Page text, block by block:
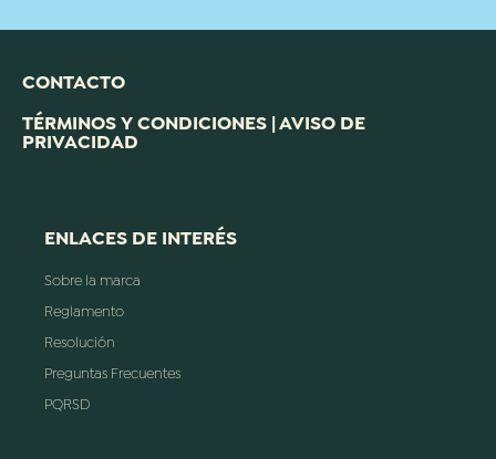
CONTACTO
TÉRMINOS Y CONDICIONES | AVISO DE
PRIVACIDAD
ENLACES DE INTERÉS
Sobre la marca
Reglamento
Resolución
Preguntas Frecuentes
PQRSD